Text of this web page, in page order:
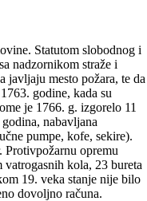
Statutom slobodnog i
nadzornikom straže i
javljaju mesto požara, te da
godine, kada su
je 1766. g. izgorelo 11
nabavljana
pumpe, kofe, sekire).
Protivpožarnu opremu
kola, 23 bureta
19. veka stanje nije bilo
dovoljno računa.